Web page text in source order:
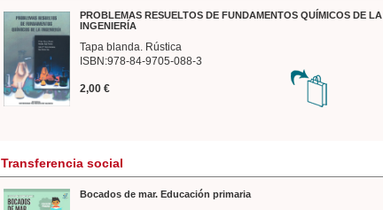
PROBLEMAS RESUELTOS DE FUNDAMENTOS QUÍMICOS DE LA
INGENIERÍA
Tapa blanda. Rústica
ISBN:978-84-9705-088-3
2,00 €
Transferencia social
Bocados de mar. Educación primaria